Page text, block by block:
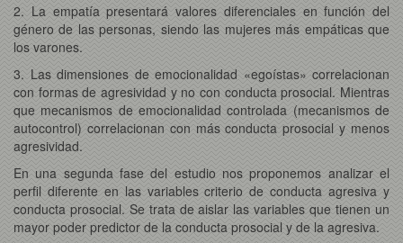
2. La empatía presentará valores diferenciales en función del
género de las personas, siendo las mujeres más empáticas que
los varones.
3. Las dimensiones de emocionalidad «egoístas» correlacionan
con formas de agresividad y no con conducta prosocial. Mientras
que mecanismos de emocionalidad controlada (mecanismos de
autocontrol) correlacionan con más conducta prosocial y menos
agresividad.
En una segunda fase del estudio nos proponemos analizar el
perfil diferente en las variables criterio de conducta agresiva y
conducta prosocial. Se trata de aislar las variables que tienen un
mayor poder predictor de la conducta prosocial y de la agresiva.